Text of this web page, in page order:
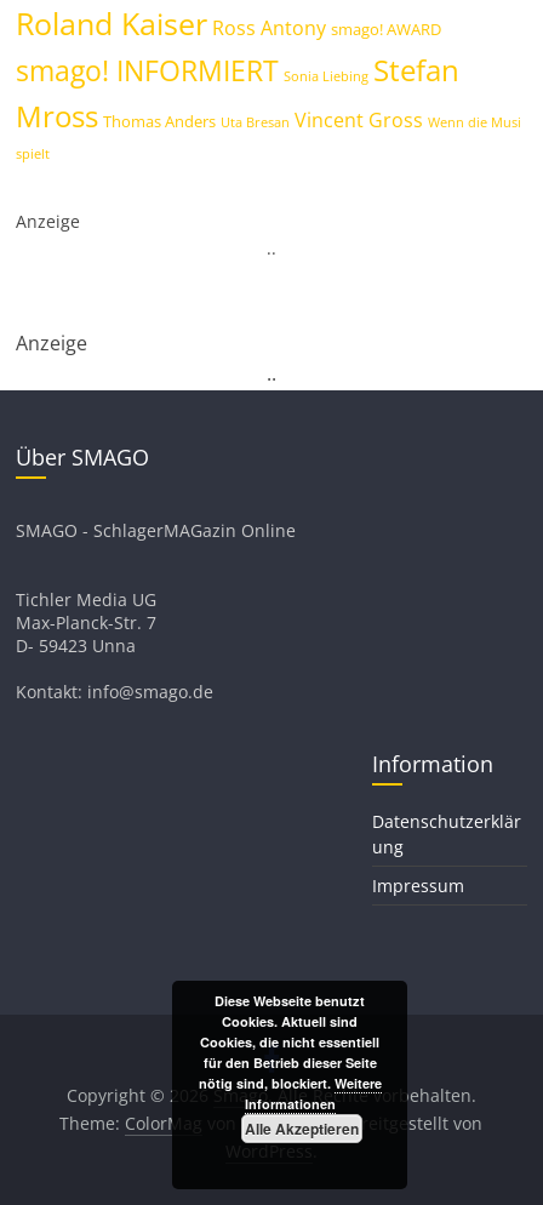
Roland Kaiser Ross Antony smago! AWARD
smago! INFORMIERT Sonia Liebing Stefan
Mross Thomas Anders Uta Bresan Vincent Gross Wenn die Musi
spielt
Anzeige
..
Anzeige
..
Über SMAGO
SMAGO - SchlagerMAGazin Online
Tichler Media UG
Max-Planck-Str. 7
D- 59423 Unna
Kontakt: info@smago.de
Information
Datenschutzerklär
ung
Impressum
Copyright © 2026Smago. Alle Rechte vorbehalten.
Theme: ColorMag
von ThemeGrill. Bereitgestellt von
WordPress.
Diese Webseite benutzt
Cookies. Aktuell sind
Cookies, die nicht essentiell
für den Betrieb dieser Seite
nötig sind, blockiert. Weitere
Informationen
Alle Akzeptieren